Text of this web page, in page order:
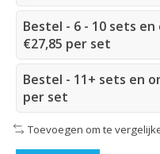
Bestel - 6 - 10 sets
€27,85 per set
Bestel - 11+ sets en
per set
Toevoegen om te